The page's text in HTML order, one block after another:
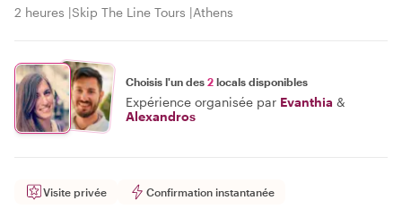
2 heures Skip The Line Tours Athens
Choisis l'un des 2 locals disponibles
Expérience organisée par Evanthia &
Alexandros
Visite privée Confirmation instantanée